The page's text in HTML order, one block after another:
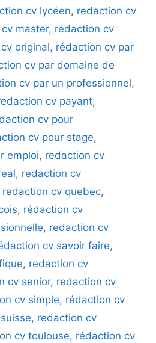
cv lycéen, redaction cv
master, redaction cv
original, rédaction cv par
cv par domaine de
cv par un professionnel,
cv payant,
cv pour
cv pour stage,
emploi, redaction cv
, redaction cv
redaction cv quebec,
, rédaction cv
, redaction cv
cv savoir faire,
, redaction cv
cv senior, redaction cv
cv simple, rédaction cv
, redaction cv
cv toulouse, rédaction cv